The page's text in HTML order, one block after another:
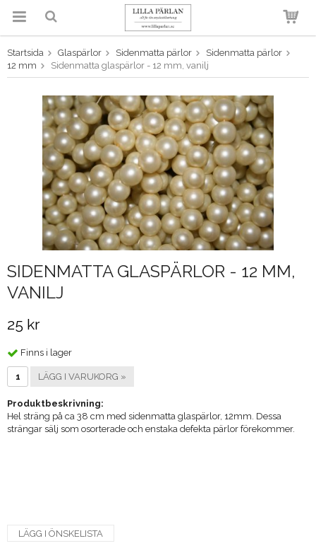
Produkten har blivit tillagd i
varukorgen
Startsida Glaspärlor Sidenmatta pärlor
Sidenmatta pärlor
12 mm
Sidenmatta glaspärlor - 12 mm, vanilj
SIDENMATTA GLASPÄRLOR - 12 MM,
VANILJ
25 kr
Finns i lager
LÄGG I VARUKORG »
Produktbeskrivning:
Hel sträng på ca 38 cm med sidenmatta glaspärlor, 12mm. Dessa
strängar sälj som osorterade och enstaka defekta pärlor förekommer.
LÄGG I ÖNSKELISTA